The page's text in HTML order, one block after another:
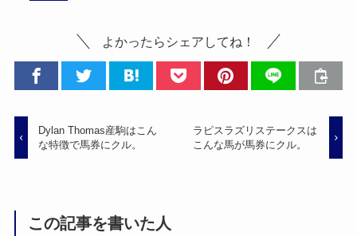
よかったらシェアしてね！
Dylan Thomas産駒はこん
な特徴で馬券にクル。
ラピスラズリステークスは
こんな馬が馬券にクル。
この記事を書いた人